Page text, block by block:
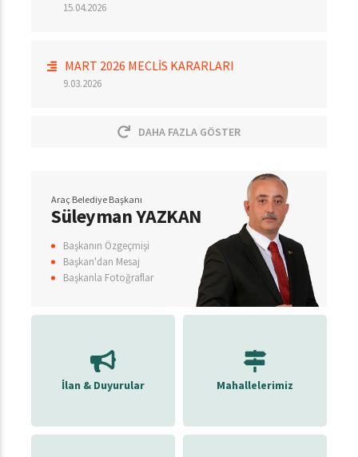
15.04.2026
MART 2026 MECLİS KARARLARI
9.03.2026
DAHA FAZLA GÖSTER
Araç Belediye Başkanı
Süleyman YAZKAN
Başkanın Özgeçmişi
Başkan'dan Mesaj
Başkanla Fotoğraflar
İlan & Duyurular Mahallelerimiz